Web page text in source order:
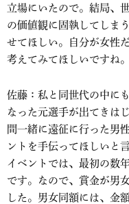
立場にいたので。結局、
の価値観に固執してしま
せてほしい。自分が女性
考えてみてほしいですね。
佐藤：私と同世代の中に
なった元選手が出てきは
間一緒に遠征に行った男
ントを手伝ってほしいと
イベントでは、最初の数
です。なので、賞金が男
した。男女同額には、金